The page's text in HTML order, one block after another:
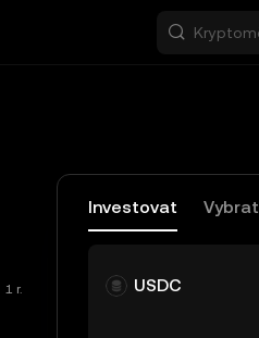
1 r.
Investovat Vybrat
USDC